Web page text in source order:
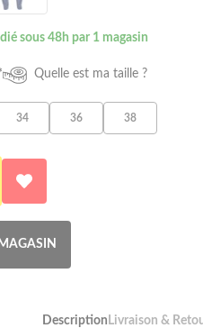
sous 48h par 1 magasin
Quelle est ma taille ?
34 36 38
Description Livraison &